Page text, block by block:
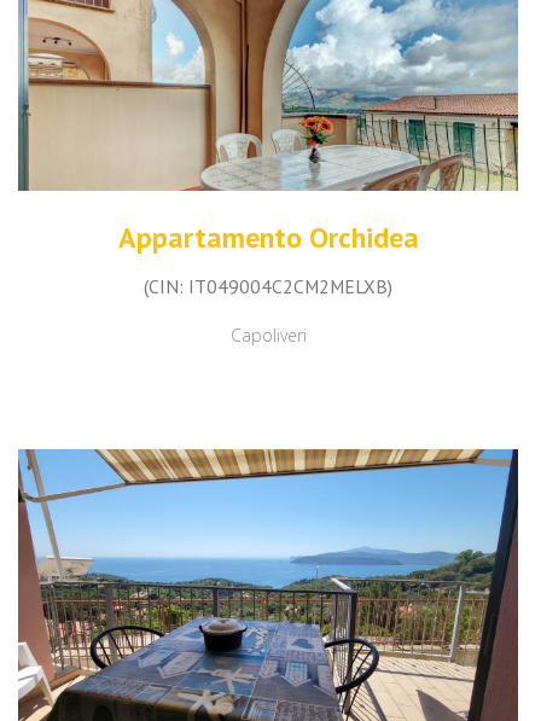
Appartamento Orchidea
(CIN: IT049004C2CM2MELXB)
Capoliveri